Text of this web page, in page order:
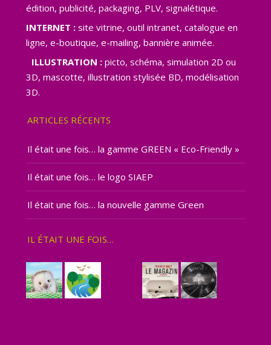
édition, publicité, packaging, PLV, signalétique.
INTERNET :site vitrine, outil intranet, catalogue en
ligne, e-boutique, e-mailing, bannière animée.
ILLUSTRATION :picto, schéma, simulation 2D ou
3D, mascotte, illustration stylisée BD, modélisation
3D.
ARTICLES RÉCENTS
Il était une fois… la gamme GREEN « Eco-Friendly »
Il était une fois… le logo SIAEP
Il était une fois… la nouvelle gamme Green
IL ÉTAIT UNE FOIS…